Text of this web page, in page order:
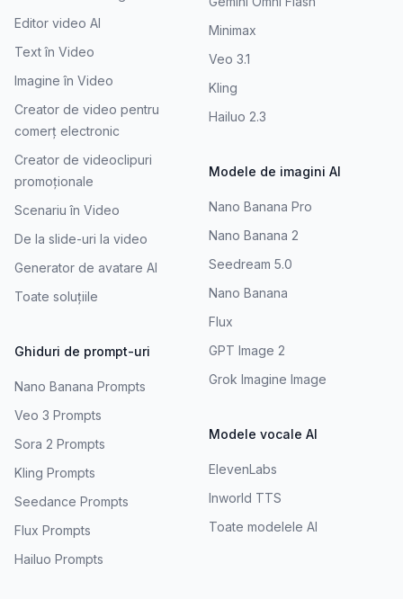
Editor video AI
Text în Video
Imagine în Video
Creator de video pentru
comerț electronic
Creator de videoclipuri
promoționale
Scenariu în Video
De la slide-uri la video
Generator de avatare AI
Toate soluțiile
Ghiduri de prompt-uri
Nano Banana Prompts
Veo 3 Prompts
Sora 2 Prompts
Kling Prompts
Seedance Prompts
Flux Prompts
Hailuo Prompts
Minimax
Veo 3.1
Kling
Hailuo 2.3
Modele de imagini AI
Nano Banana Pro
Nano Banana 2
Seedream 5.0
Nano Banana
Flux
GPT Image 2
Grok Imagine Image
Modele vocale AI
ElevenLabs
Inworld TTS
Toate modelele AI